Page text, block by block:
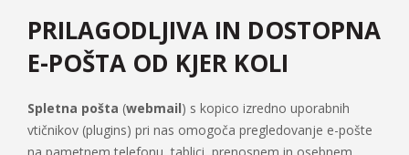
PRILAGODLJIVA IN DOSTOPNA
E-POŠTA OD KJER KOLI
Spletna pošta (webmail) s kopico izredno uporabnih
vtičnikov (plugins) pri nas omogoča pregledovanje e-pošte